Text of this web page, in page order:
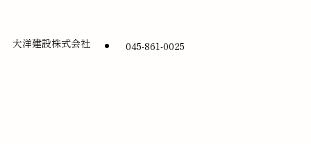
大洋建設株式会社 045-861-0025